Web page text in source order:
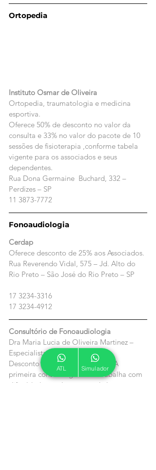
Ortopedia
Instituto Osmar de Oliveira
Ortopedia, traumatologia e medicina
esportiva.
Oferece 50% de desconto no valor da
consulta e 33% no valor do pacote de 10
sessões de fisioterapia ,conforme tabela
vigente para os associados e seus
dependentes.
Rua Dona Germaine  Buchard, 332 –
Perdizes – SP
11 3873-7772
Fonoaudiologia
Cerdap
Oferece desconto de 25% aos Associados.
Rua Reverendo Vidal, 575 – Jd. Alto do
Rio Preto – São José do Rio Preto – SP
17 3234-3316
17 3234-4912
Consultório de Fonoaudiologia
Dra Maria Lucia de Oliveira Martinez –
Especialista em Voz.
Desconto de 20% nas consultas. A
primeira consulta  gratuíta. Trabalha com
dificuldade escolar e troca de letras na
ATL Simulador